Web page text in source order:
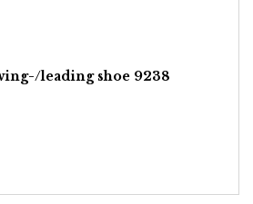
leading shoe 9238